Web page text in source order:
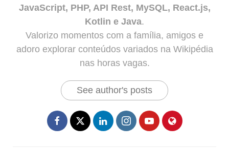
JavaScript, PHP, API Rest, MySQL, React.js,
Kotlin e Java.
Valorizo momentos com a família, amigos e
adoro explorar conteúdos variados na Wikipédia
nas horas vagas.
See author's posts